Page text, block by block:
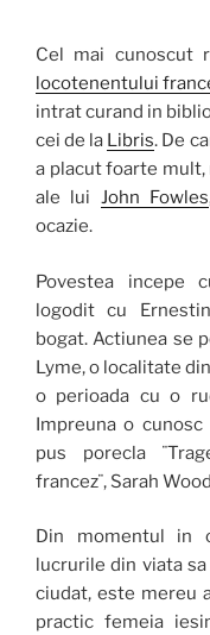
Cel mai cunoscut
locotenentului
intrat curand in
cei de la Libris. De
a placut foarte
ale lui John Fowles
ocazie.
Povestea incepe
logodit cu
bogat. Actiunea se
Lyme, o localitate
o perioada cu o
Impreuna o
pus porecla
francez¨, Sarah
Din momentul in
lucrurile din viata
ciudat, este mereu
practic femeia